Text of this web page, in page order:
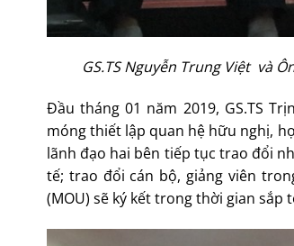
GS.TS Nguyễn Trung Việt và
Đầu tháng 01 năm 2019, GS.TS
móng thiết lập quan hệ hữu nghị,
lãnh đạo hai bên tiếp tục trao đổi
tế; trao đổi cán bộ, giảng viên
(MOU) sẽ ký kết trong thời gian sắp